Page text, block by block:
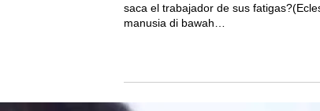
saca el trabajador de sus
manusia di bawah…